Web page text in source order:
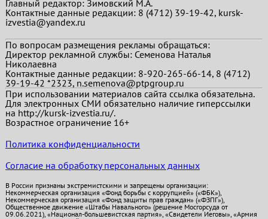
Главный редактор:Зимовский М.А.
Контактные данные редакции: 8 (4712) 39-19-42, kursk-
izvestia@yandex.ru
По вопросам размещения рекламы обращаться:
Директор рекламной службы: Семенова Наталья
Николаевна
Контактные данные редакции: 8-920-265-66-14, 8 (4712)
39-19-42 *2323, n.semenova@ptpgroup.ru
При использовании материалов сайта ссылка обязательна.
Для электронных СМИ обязательно наличие гиперссылки
на http://kursk-izvestia.ru/.
Возрастное ограничение 16+
Политика конфиденциальности
Согласие на обработку персональных данных
В России признаны экстремистскими и запрещены организации:
Некоммерческая организация «Фонд борьбы с коррупцией» («ФБК»),
Некоммерческая организация «Фонд защиты прав граждан» («ФЗПГ»),
Общественное движение «Штабы Навального» (решение Мосгорсуда от
09.06.2021), «Национал-большевистская партия», «Свидетели Иеговы», «Армия